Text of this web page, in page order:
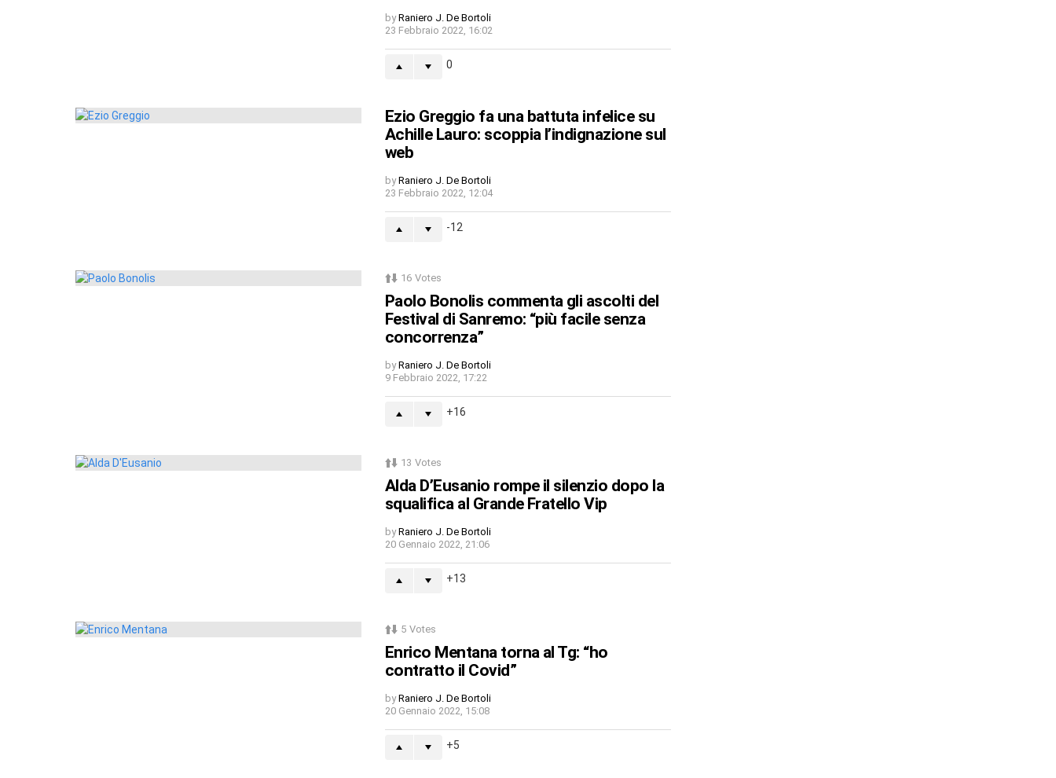
by Raniero J. De Bortoli
23 Febbraio 2022, 16:02
0
Ezio Greggio fa una battuta infelice su
Achille Lauro: scoppia l’indignazione sul
web
by Raniero J. De Bortoli
23 Febbraio 2022, 12:04
-12
16 Votes
Paolo Bonolis commenta gli ascolti del
Festival di Sanremo: “più facile senza
concorrenza”
by Raniero J. De Bortoli
9 Febbraio 2022, 17:22
16
13 Votes
Alda D’Eusanio rompe il silenzio dopo la
squalifica al Grande Fratello Vip
by Raniero J. De Bortoli
20 Gennaio 2022, 21:06
13
5 Votes
Enrico Mentana torna al Tg: “ho
contratto il Covid”
by Raniero J. De Bortoli
20 Gennaio 2022, 15:08
5